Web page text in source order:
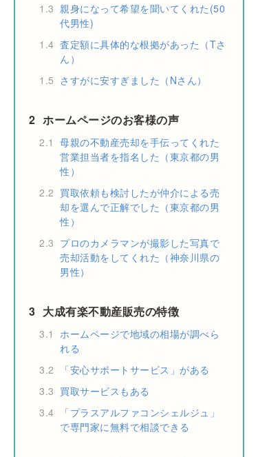
1.3 親身になって希望を聞いてくれた(50
代男性)
1.4 査定額に具体的な根拠があった（Tさ
ん）
1.5 さすがに安すぎました（Nさん）
2 ホームページのお客様の声
2.1 母親の不動産売却を手伝ってくれた
営業担当者を指名した（東京都の男
性）
2.2 買取依頼も検討したが仲介による売
却を選んで正解でした（東京都の男
性）
2.3 プロのカメラマンが撮影した写真で
売却活動をしてくれた（神奈川県の
男性）
3 大成有楽不動産販売の特徴
3.1
ホームページで地域の相場が調べら
れる
3.2
「安心サポートサービス」がある
3.3 買取サービスもある
3.4
「プラスアルファコンシェルジュ」
で専門家に無料で相談できる